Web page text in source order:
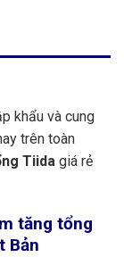
khẩu và cung
trên toàn
Tiida giá rẻ
tăng tổng
Bản